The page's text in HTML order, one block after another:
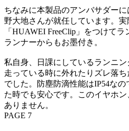
ちなみに本製品のアンバサダー
野大地さんが就任しています。
「HUAWEI FreeClip」をつけて
ランナーからもお墨付き。
私自身、日課にしているランニン
走っている時に外れたりズレ落
でした。防塵防滴性能はIP54な
た時でも安心です。このイヤホ
ありません。
PAGE 7